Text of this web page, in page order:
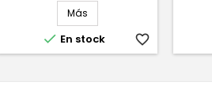
Más
 En stock favorite_border